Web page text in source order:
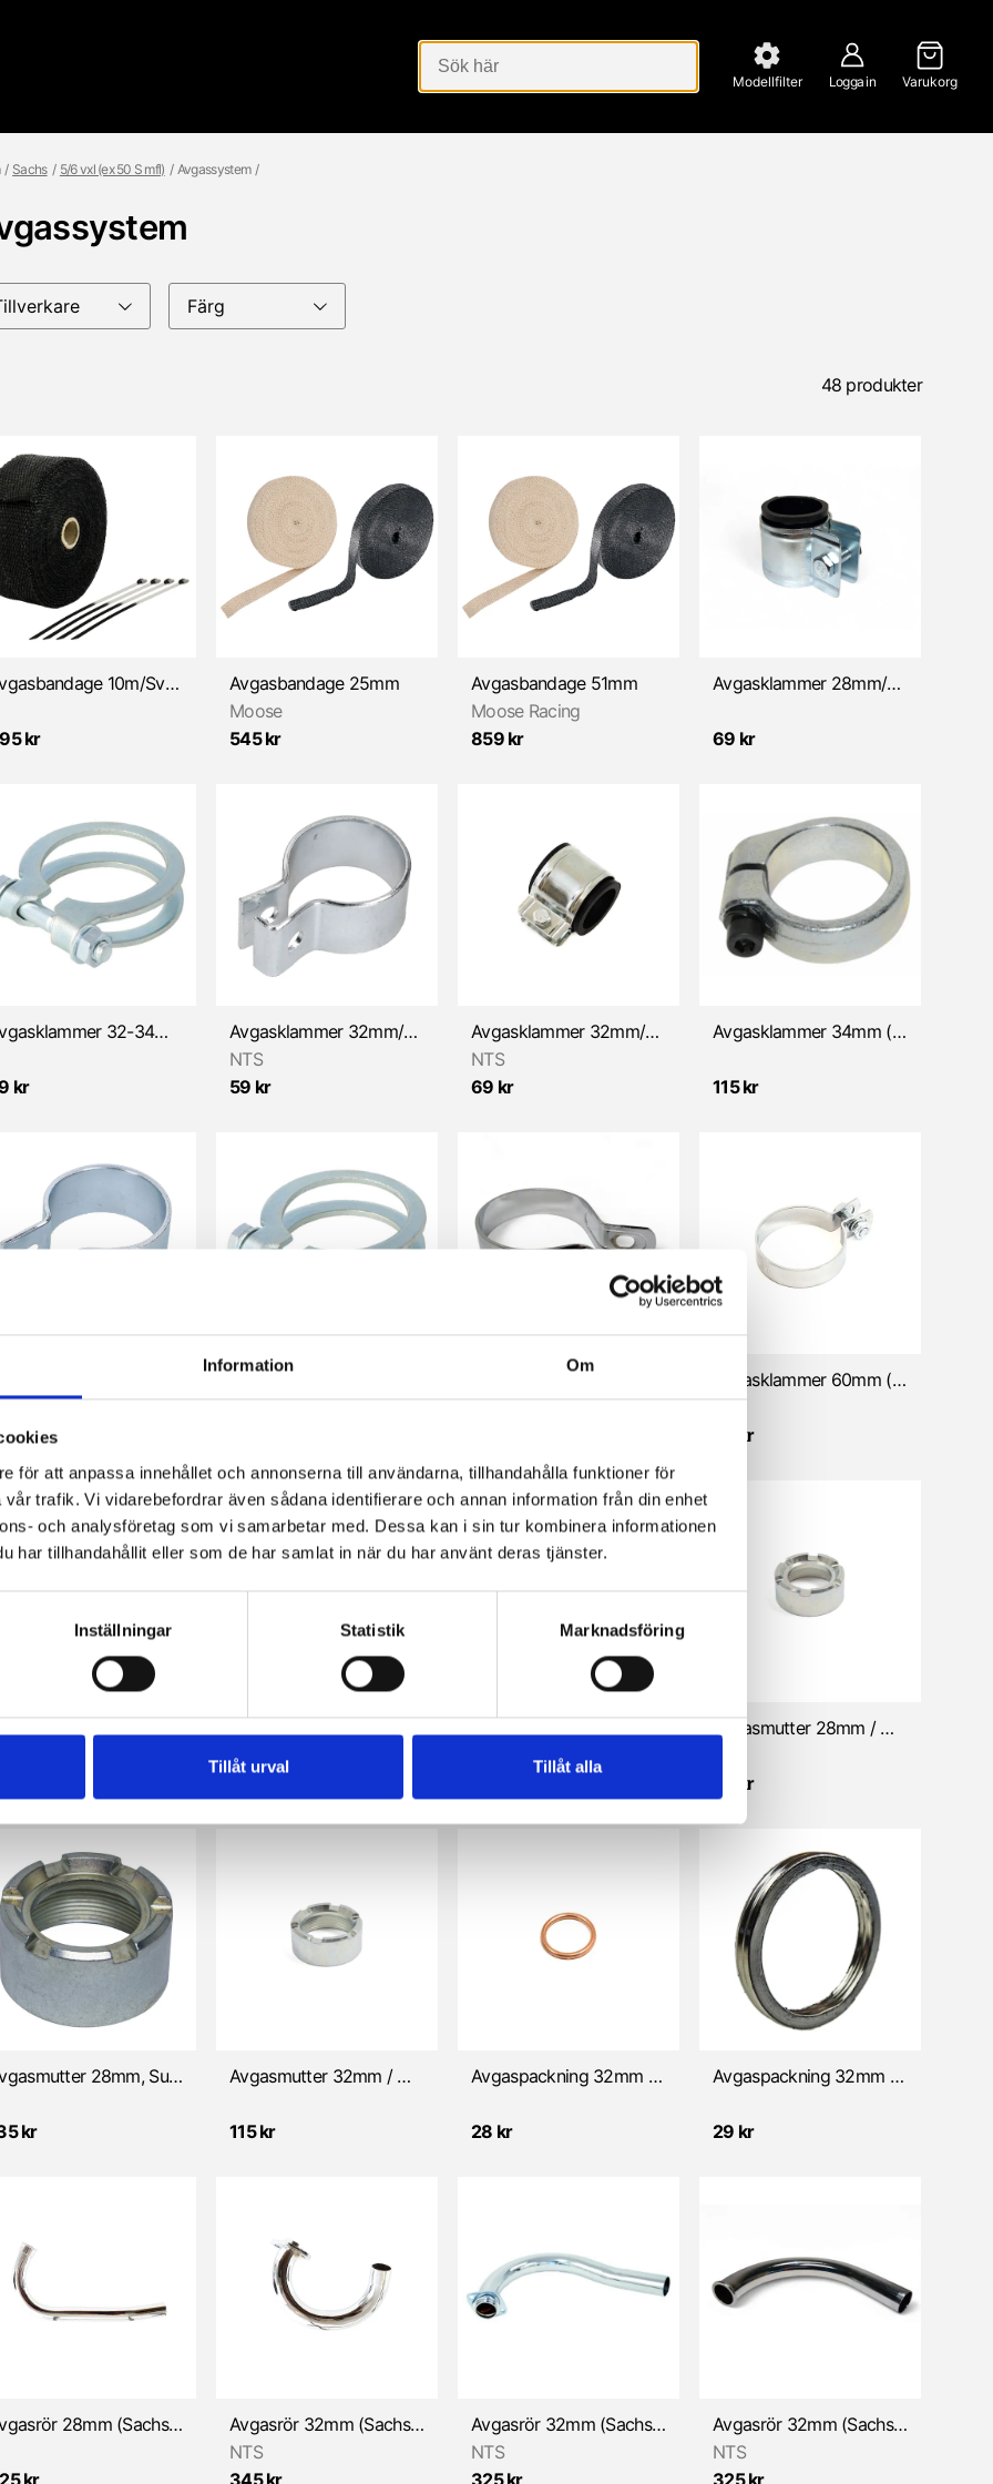
Information Om
för att anpassa innehållet och annonserna till användarna, tillhandahålla funktioner för
trafik. Vi vidarebefordrar även sådana identifierare och annan information från din enhet
och analysföretag som vi samarbetar med. Dessa kan i sin tur kombinera informationen
har tillhandahållit eller som de har samlat in när du har använt deras tjänster.
Inställningar Statistik Marknadsföring
Tillåt urval Tillåt alla
Modellfilter Logga in Varukorg
Sachs 5/6 vxl (ex 50 S mfl) Avgassystem
Färg
48 produkter
Avgasbandage 10m/Svart
kr
Avgasbandage 25mm
Moose
545 kr
Avgasbandage 51mm
Moose Racing
859 kr
Avgasklammer 28mm/m gummi (Universal)
69 kr
Avgasklammer 32-34mm, öppen modell (Universal)
kr
Avgasklammer 32mm/exkl bult (Universal)
NTS
59 kr
Avgasklammer 32mm/m. gummi (Universal)
NTS
69 kr
Avgasklammer 34mm (Zündapp/Universal)
115 kr
kr
Avgasklammer 60mm (Universal) NTS
65 kr
Avgasmutter 28mm / M40x1,5 (Sachs)
95 kr
Avgasmutter 28mm, Suzuki K50
kr
Avgasmutter 32mm / M40 x 1,5 (Sachs)
115 kr
Avgaspackning 32mm (Kreidler/Sachs)
28 kr
Avgaspackning 32mm (Kreidler/Sachs/Yamaha)
29 kr
Avgasrör 28mm (Sachs 501/50S)
kr
Avgasrör 32mm (Sachs 50S/Hercules K50 RX/RE)
NTS
345 kr
Avgasrör 32mm (Sachs RS 50S/501/Hercules)
NTS
325 kr
Avgasrör 32mm (Sachs/DBS/MCB)
NTS
325 kr